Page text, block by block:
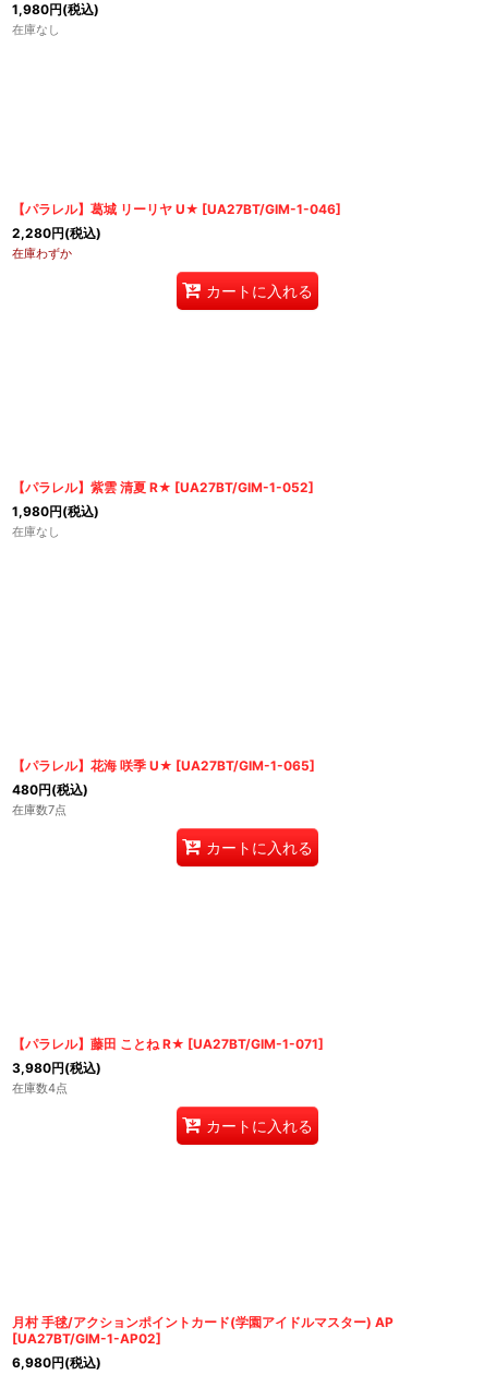
1,980円(税込)
在庫なし
【パラレル】葛城 リーリヤ U★ [UA27BT/GIM-1-046]
2,280円(税込)
在庫わずか
カートに入れる
【パラレル】紫雲 清夏 R★ [UA27BT/GIM-1-052]
1,980円(税込)
在庫なし
【パラレル】花海 咲季 U★ [UA27BT/GIM-1-065]
480円(税込)
在庫数7点
カートに入れる
【パラレル】藤田 ことね R★ [UA27BT/GIM-1-071]
3,980円(税込)
在庫数4点
カートに入れる
月村 手毬/アクションポイントカード(学園アイドルマスター) AP
[UA27BT/GIM-1-AP02]
6,980円(税込)